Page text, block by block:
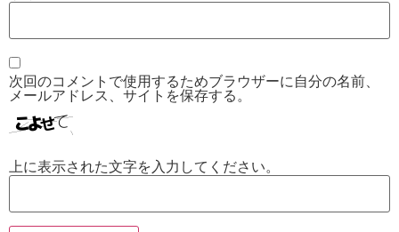
次回のコメントで使用するためブラウザーに自分の名前、
メールアドレス、サイトを保存する。
上に表示された文字を入力してください。